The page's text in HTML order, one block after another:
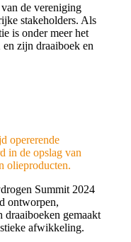
de vereniging
stakeholders. Als
is onder meer het
zijn draaiboek en
opererende
in de opslag van
olieproducten.
Summit 2024
ontworpen,
gemaakt
afwikkeling.